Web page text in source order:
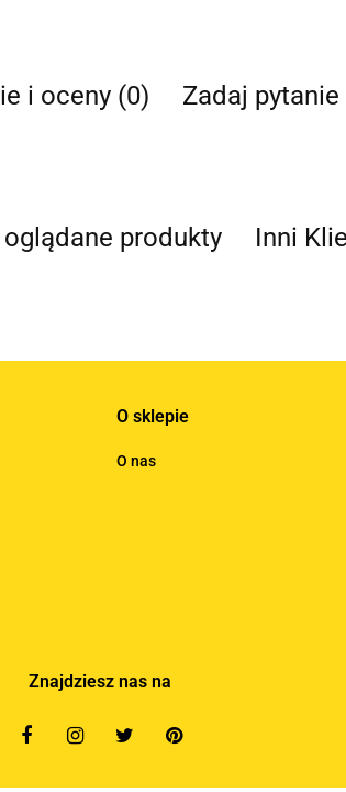
i oceny (0) Zadaj pytanie
produkty Inni
O sklepie
O nas
Znajdziesz nas na